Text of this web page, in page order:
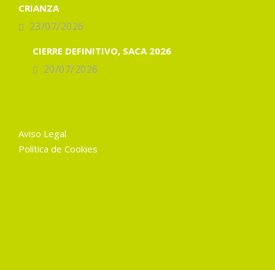
CRIANZA
23/07/2026
CIERRE DEFINITIVO, SACA 2026
20/07/2026
Aviso Legal
Política de Cookies